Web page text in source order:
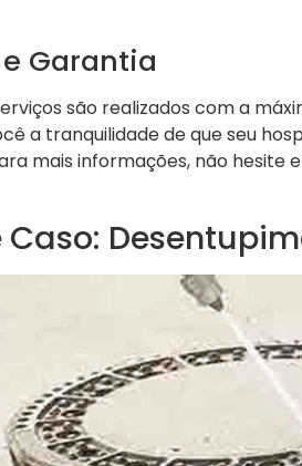
Garantia
são realizados com a
a tranquilidade de que seu
mais informações, não hesite
Caso: